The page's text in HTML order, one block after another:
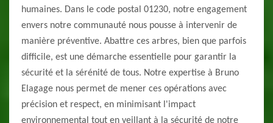
humaines. Dans le code postal 01230, notre engagement
envers notre communauté nous pousse à intervenir de
manière préventive. Abattre ces arbres, bien que parfois
difficile, est une démarche essentielle pour garantir la
sécurité et la sérénité de tous. Notre expertise à Bruno
Elagage nous permet de mener ces opérations avec
précision et respect, en minimisant l'impact
environnemental tout en veillant à la sécurité de notre